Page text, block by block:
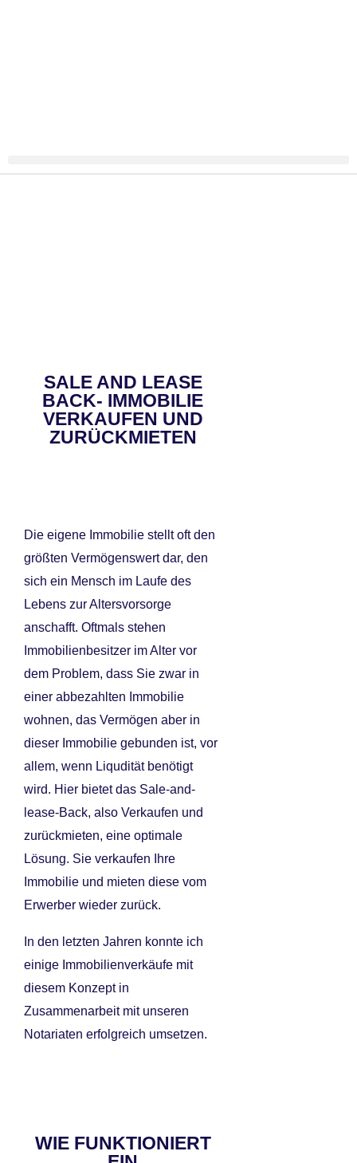
SALE AND LEASE
BACK- IMMOBILIE
VERKAUFEN UND
ZURÜCKMIETEN
Die eigene Immobilie stellt oft den
größten Vermögenswert dar, den
sich ein Mensch im Laufe des
Lebens zur Altersvorsorge
anschafft. Oftmals stehen
Immobilienbesitzer im Alter vor
dem Problem, dass Sie zwar in
einer abbezahlten Immobilie
wohnen, das Vermögen aber in
dieser Immobilie gebunden ist, vor
allem, wenn Liqudität benötigt
wird. Hier bietet das Sale-and-
lease-Back, also Verkaufen und
zurückmieten, eine optimale
Lösung. Sie verkaufen Ihre
Immobilie und mieten diese vom
Erwerber wieder zurück.
In den letzten Jahren konnte ich
einige Immobilienverkäufe mit
diesem Konzept in
Zusammenarbeit mit unseren
Notariaten erfolgreich umsetzen.
WIE FUNKTIONIERT